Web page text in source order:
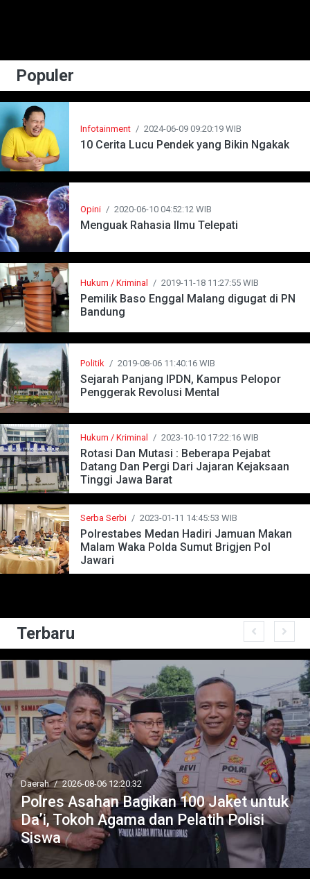
Populer
Infotainment / 2024-06-09 09:20:19 WIB
10 Cerita Lucu Pendek yang Bikin Ngakak
Opini / 2020-06-10 04:52:12 WIB
Menguak Rahasia Ilmu Telepati
Hukum / Kriminal / 2019-11-18 11:27:55 WIB
Pemilik Baso Enggal Malang digugat di PN
Bandung
Politik / 2019-08-06 11:40:16 WIB
Sejarah Panjang IPDN, Kampus Pelopor
Penggerak Revolusi Mental
Hukum / Kriminal / 2023-10-10 17:22:16 WIB
Rotasi Dan Mutasi : Beberapa Pejabat
Datang Dan Pergi Dari Jajaran Kejaksaan
Tinggi Jawa Barat
Serba Serbi / 2023-01-11 14:45:53 WIB
Polrestabes Medan Hadiri Jamuan Makan
Malam Waka Polda Sumut Brigjen Pol
Jawari
Terbaru
Daerah / 2026-08-06 12:20:32
Polres Asahan Bagikan 100 Jaket untuk
Da’i, Tokoh Agama dan Pelatih Polisi
Siswa